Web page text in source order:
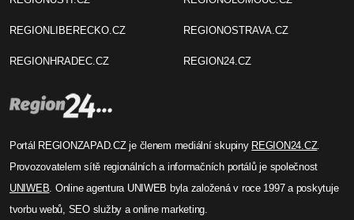
REGIONLIBERECKO.CZ
REGIONHRADEC.CZ
REGIONOSTRAVA.CZ
REGION24.CZ
Portál REGIONZAPAD.CZ je členem mediální skupiny REGION24.CZ.
Provozovatelem sítě regionálních a informačních portálů je společnost
UNIWEB . Online agentura UNIWEB byla založená v roce 1997 a poskytuje
tvorbu webů, SEO služby a online marketing.